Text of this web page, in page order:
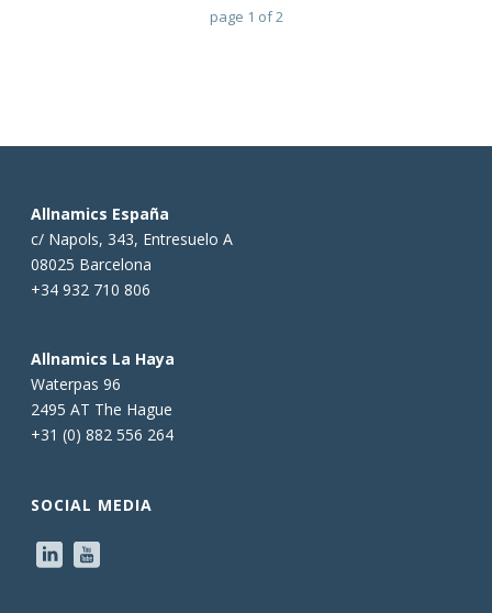
page 1 of2
Allnamics España
c/ Napols, 343, Entresuelo A
08025 Barcelona
+34 932 710 806
Allnamics La Haya
Waterpas 96
2495 AT The Hague
+31 (0) 882 556 264
SOCIAL MEDIA